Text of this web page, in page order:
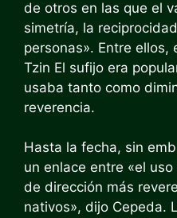
de otros en las que el
simetría, la
personas». Entre ellos,
Tzin El sufijo era
usaba tanto como
reverencia.
Hasta la fecha, sin
un enlace entre «el uso
de dirección más
nativos», dijo Cepeda.